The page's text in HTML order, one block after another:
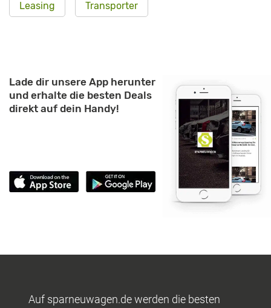
Leasing Transporter
Lade dir unsere App herunter
und erhalte die besten Deals
direkt auf dein Handy!
Auf sparneuwagen.de werden die besten